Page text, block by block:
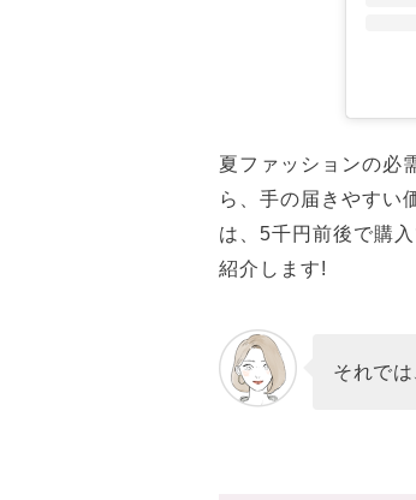
夏ファッションの必
ら、手の届きやすい
は、5千円前後で購
紹介します!
それで